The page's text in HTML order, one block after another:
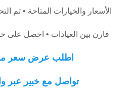
قارن بين العيادات • احصل
اطلب عرض سعر
تواصل مع خبير عبر